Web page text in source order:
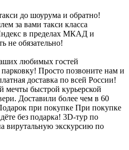
до шоурума и обратно!
за вами такси класса
в пределах МКАД и
не обязательно!
любимых гостей
Просто позвоните нам и
доставка по всей России!
быстрой курьерской
Доставили более чем в 60
при покупке При покупке
без подарка! 3D-тур по
вирутальную экскурсию по